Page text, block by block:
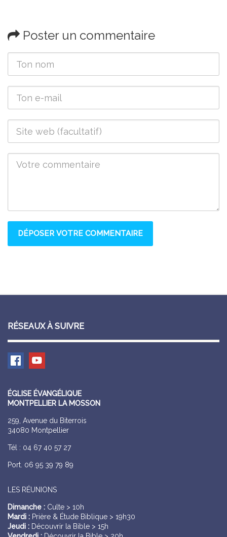
Poster un commentaire
RÉSEAUX À SUIVRE
ÉGLISE ÉVANGÉLIQUE
MONTPELLIER LA MOSSON
259, Avenue du Biterrois
34080 Montpellier
Tél : 04 67 40 57 27
Port. 06 95 39 79 89
LES RÉUNIONS
Dimanche : Culte > 10h
Mardi : Prière & Étude Biblique > 19h30
Jeudi : Découvrir la Bible > 15h